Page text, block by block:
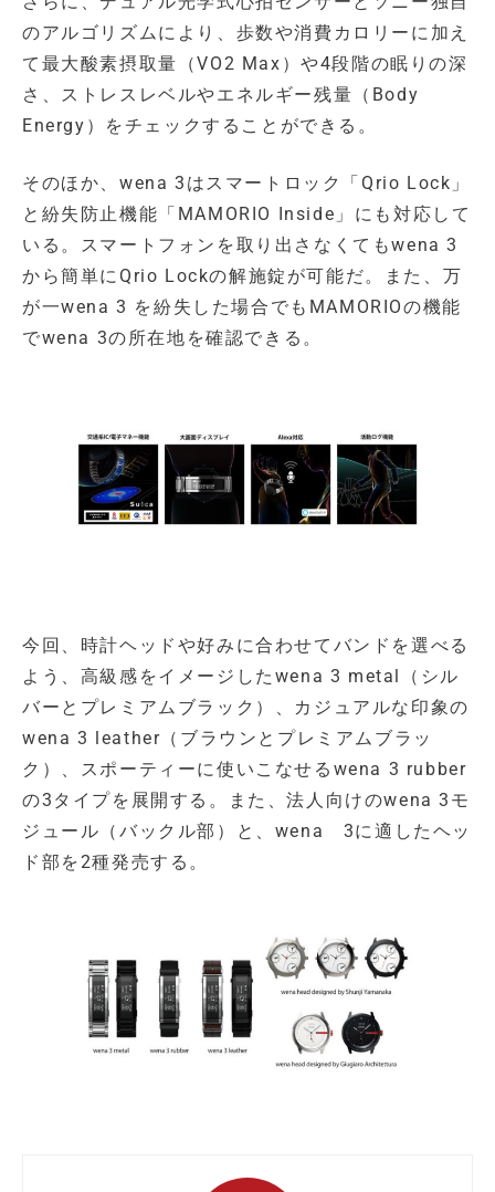
のアルゴリズムにより、歩数や消費カロリーに加え
て最大酸素摂取量（VO2 Max）や4段階の眠りの深
さ、ストレスレベルやエネルギー残量（Body
Energy）をチェックすることができる。
そのほか、wena 3はスマートロック「Qrio Lock」
と紛失防止機能「MAMORIO Inside」にも対応して
いる。スマートフォンを取り出さなくてもwena 3
から簡単にQrio Lockの解施錠が可能だ。また、万
が一wena 3 を紛失した場合でもMAMORIOの機能
でwena 3の所在地を確認できる。
今回、時計ヘッドや好みに合わせてバンドを選べる
よう、高級感をイメージしたwena 3 metal（シル
バーとプレミアムブラック）、カジュアルな印象の
wena 3 leather（ブラウンとプレミアムブラッ
ク）、スポーティーに使いこなせるwena 3 rubber
の3タイプを展開する。また、法人向けのwena 3モ
ジュール（バックル部）と、wena 3に適したヘッ
ド部を2種発売する。